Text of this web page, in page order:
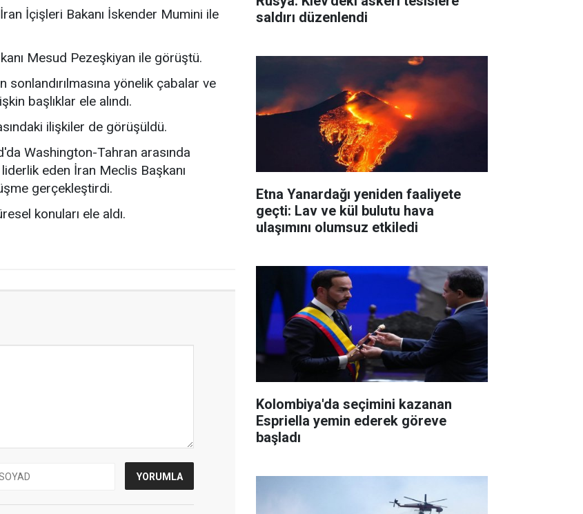
İçişleri Bakanı İskender Mumini ile
Mesud Pezeşkiyan ile görüştü.
yönelik çabalar ve
başlıklar ele alındı.
ilişkiler de görüşüldü.
Washington-Tahran arasında
eden İran Meclis Başkanı
gerçekleştirdi.
konuları ele aldı.
saldırı düzenlendi
Etna Yanardağı yeniden faaliyete
geçti: Lav ve kül bulutu hava
ulaşımını olumsuz etkiledi
Kolombiya'da seçimini kazanan
Espriella yemin ederek göreve
başladı